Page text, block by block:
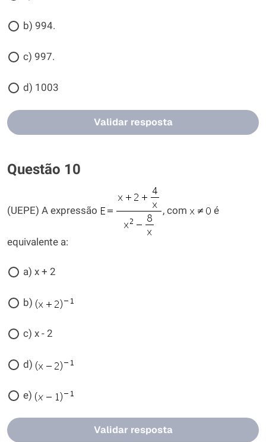
b) 994.
c) 997.
d) 1003
Validar resposta
Questão 10
(UEPE) A expressão , com é
equivalente a:
a) x + 2
b)
c) x - 2
d)
e)
Validar resposta